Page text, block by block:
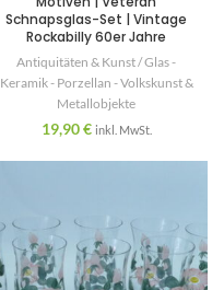
Schnapsglas-Set | Vintage
Rockabilly 60er Jahre
Antiquitäten & Kunst / Glas -
Keramik - Porzellan - Volkskunst &
Metallobjekte
19,90€ inkl. MwSt.